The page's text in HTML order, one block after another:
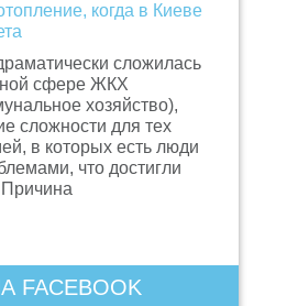
когда в Киеве
сложилась
сфере ЖКХ
хозяйство),
сложности для тех
в которых есть люди
что достигли
Причина
FACEBOOK